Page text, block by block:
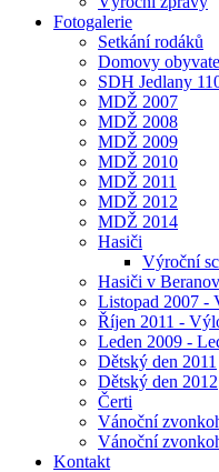
Fotogalerie
Setkání rodáků
Domovy
SDH Jedlany
MDŽ 2007
MDŽ 2008
MDŽ 2009
MDŽ 2010
MDŽ 2011
MDŽ 2012
MDŽ 2014
Hasiči
Výroční
Hasiči v
Listopad 2007 -
Říjen 2011 -
Leden 2009 -
Dětský den 2011
Dětský den 2012
Čerti
Vánoční
Vánoční
Kontakt